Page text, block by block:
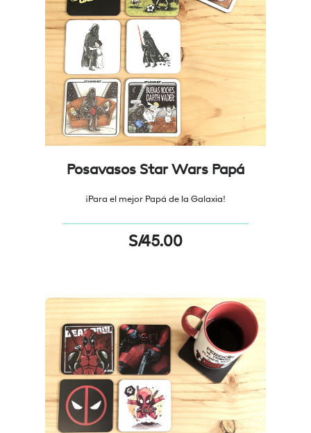
Posavasos Star Wars Papá
¡Para el mejor Papá de la Galaxia!
S/45.00